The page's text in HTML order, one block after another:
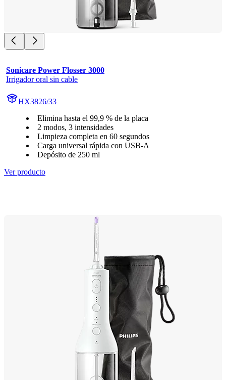
Sonicare Power Flosser 3000
Irrigador oral sin cable
HX3826/33
Elimina hasta el 99,9 % de la placa
2 modos, 3 intensidades
Limpieza completa en 60 segundos
Carga universal rápida con USB-A
Depósito de 250 ml
Ver producto